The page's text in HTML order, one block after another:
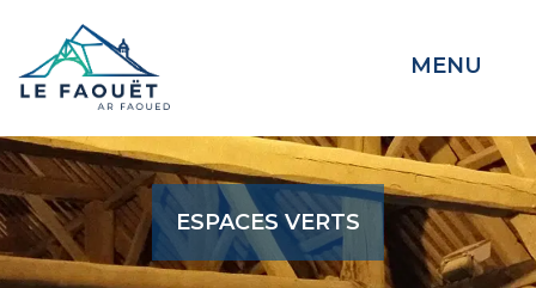
MENU
ESPACES VERTS